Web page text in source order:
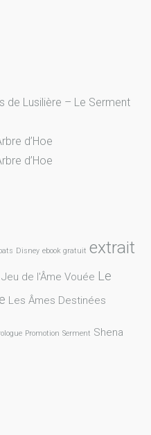
de Lusilière – Le Serment
d’Hoe
d’Hoe
Disney ebook gratuit extrait
de l'Âme Vouée Le
Les Âmes Destinées
Promotion Serment Shena